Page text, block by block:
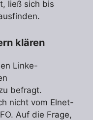
ließ sich bis
klären
Linke-
befragt.
nicht vom Elnet-
Auf die Frage,